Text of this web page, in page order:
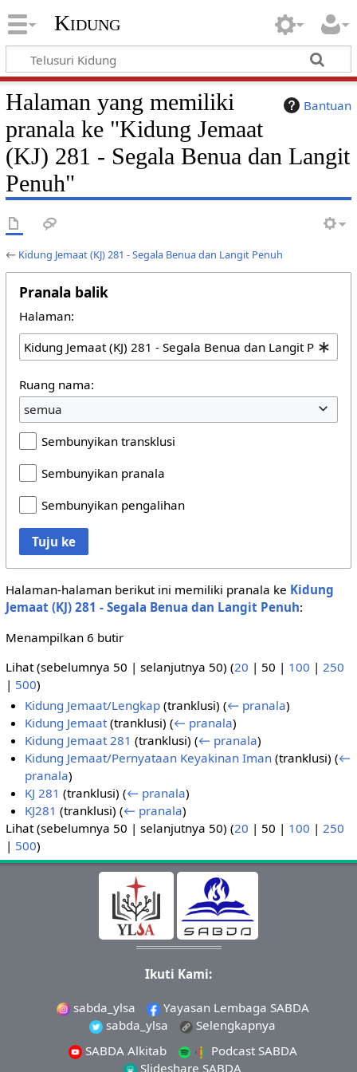
Kidung
Bantuan
Halaman yang memiliki
pranala ke "Kidung Jemaat
(KJ) 281 - Segala Benua dan Langit
Penuh"
← Kidung Jemaat (KJ) 281 - Segala Benua dan Langit Penuh
Pranala balik
Halaman:
Ruang nama:
semua
Sembunyikan transklusi
Sembunyikan pranala
Sembunyikan pengalihan
Tuju ke
Halaman-halaman berikut ini memiliki pranala ke Kidung
Jemaat (KJ) 281 - Segala Benua dan Langit Penuh:
Menampilkan 6 butir
Lihat (sebelumnya 50 | selanjutnya 50) (20 | 50 | 100 | 250
| 500)
Kidung Jemaat/Lengkap (tranklusi)(← pranala)
Kidung Jemaat(tranklusi)(← pranala)
Kidung Jemaat 281 (tranklusi)(← pranala)
Kidung Jemaat/Pernyataan Keyakinan Iman (tranklusi)(←
pranala)
KJ 281 (tranklusi)(← pranala)
KJ281 (tranklusi)(← pranala)
Lihat (sebelumnya 50 | selanjutnya 50) (20 | 50 | 100 | 250
| 500)
Ikuti Kami:
sabda_ylsa
Yayasan Lembaga SABDA
sabda_ylsa
Selengkapnya
SABDA Alkitab
Podcast SABDA
Slideshare SABDA